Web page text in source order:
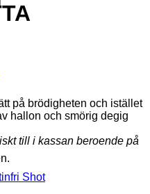
på brödigheten och istället
hallon och smörig degig
till i kassan beroende på